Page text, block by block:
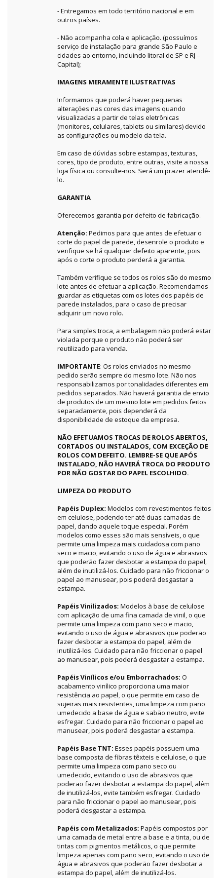
- Entregamos em todo território nacional e em
outros países.
- Não acompanha cola e aplicação. (possuímos
serviço de instalação para grande São Paulo e
cidades ao entorno, incluindo litoral de SP e RJ –
Capital);
IMAGENS MERAMENTE ILUSTRATIVAS
Informamos que poderá haver pequenas
alterações nas cores das imagens quando
visualizadas a partir de telas eletrônicas
(monitores, celulares, tablets ou similares) devido
as configurações ou modelo da tela.
Em caso de dúvidas sobre estampas, texturas,
cores, tipo de produto, entre outras, visite a nossa
loja física ou consulte-nos. Será um prazer atendê-
lo.
GARANTIA
Oferecemos garantia por defeito de fabricação.
Atenção: Pedimos para que antes de efetuar o
corte do papel de parede, desenrole o produto e
verifique se há qualquer defeito aparente, pois
após o corte o produto perderá a garantia.
Também verifique se todos os rolos são do mesmo
lote antes de efetuar a aplicação. Recomendamos
guardar as etiquetas com os lotes dos papéis de
parede instalados, para o caso de precisar
adquirir um novo rolo.
Para simples troca, a embalagem não poderá estar
violada porque o produto não poderá ser
reutilizado para venda.
IMPORTANTE: Os rolos enviados no mesmo
pedido serão sempre do mesmo lote. Não nos
responsabilizamos por tonalidades diferentes em
pedidos separados. Não haverá garantia de envio
de produtos de um mesmo lote em pedidos feitos
separadamente, pois dependerá da
disponibilidade de estoque da empresa.
NÃO EFETUAMOS TROCAS DE ROLOS ABERTOS,
CORTADOS OU INSTALADOS, COM EXCEÇÃO DE
ROLOS COM DEFEITO. LEMBRE-SE QUE APÓS
INSTALADO, NÃO HAVERÁ TROCA DO PRODUTO
POR NÃO GOSTAR DO PAPEL ESCOLHIDO.
LIMPEZA DO PRODUTO
Papéis Duplex: Modelos com revestimentos feitos
em celulose, podendo ter até duas camadas de
papel, dando aquele toque especial. Porém
modelos como esses são mais sensíveis, o que
permite uma limpeza mais cuidadosa com pano
seco e macio, evitando o uso de água e abrasivos
que poderão fazer desbotar a estampa do papel,
além de inutilizá-los. Cuidado para não friccionar o
papel ao manusear, pois poderá desgastar a
estampa.
Papéis Vinilizados: Modelos à base de celulose
com aplicação de uma fina camada de vinil, o que
permite uma limpeza com pano seco e macio,
evitando o uso de água e abrasivos que poderão
fazer desbotar a estampa do papel, além de
inutilizá-los. Cuidado para não friccionar o papel
ao manusear, pois poderá desgastar a estampa.
Papéis Vinílicos e/ou Emborrachados: O
acabamento vinílico proporciona uma maior
resistência ao papel, o que permite em caso de
sujeiras mais resistentes, uma limpeza com pano
umedecido a base de água e sabão neutro, evite
esfregar. Cuidado para não friccionar o papel ao
manusear, pois poderá desgastar a estampa.
Papéis Base TNT: Esses papéis possuem uma
base composta de fibras têxteis e celulose, o que
permite uma limpeza com pano seco ou
umedecido, evitando o uso de abrasivos que
poderão fazer desbotar a estampa do papel, além
de inutilizá-los, evite também esfregar. Cuidado
para não friccionar o papel ao manusear, pois
poderá desgastar a estampa.
Papéis com Metalizados: Papéis compostos por
uma camada de metal entre a base e a tinta, ou de
tintas com pigmentos metálicos, o que permite
limpeza apenas com pano seco, evitando o uso de
água e abrasivos que poderão fazer desbotar a
estampa do papel, além de inutilizá-los.